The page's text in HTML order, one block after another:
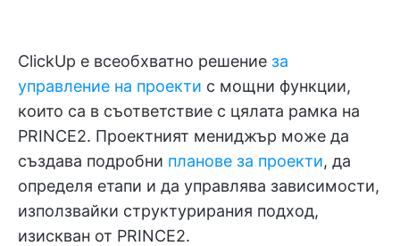
ClickUp е всеобхватно решение за
управление на проекти с мощни функции,
които са в съответствие с цялата рамка на
PRINCE2. Проектният мениджър може да
създава подробни планове за проекти, да
определя етапи и да управлява зависимости,
използвайки структурирания подход,
изискван от PRINCE2.